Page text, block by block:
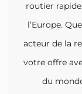
routier
l’Europe.
acteur de la
votre offre
du